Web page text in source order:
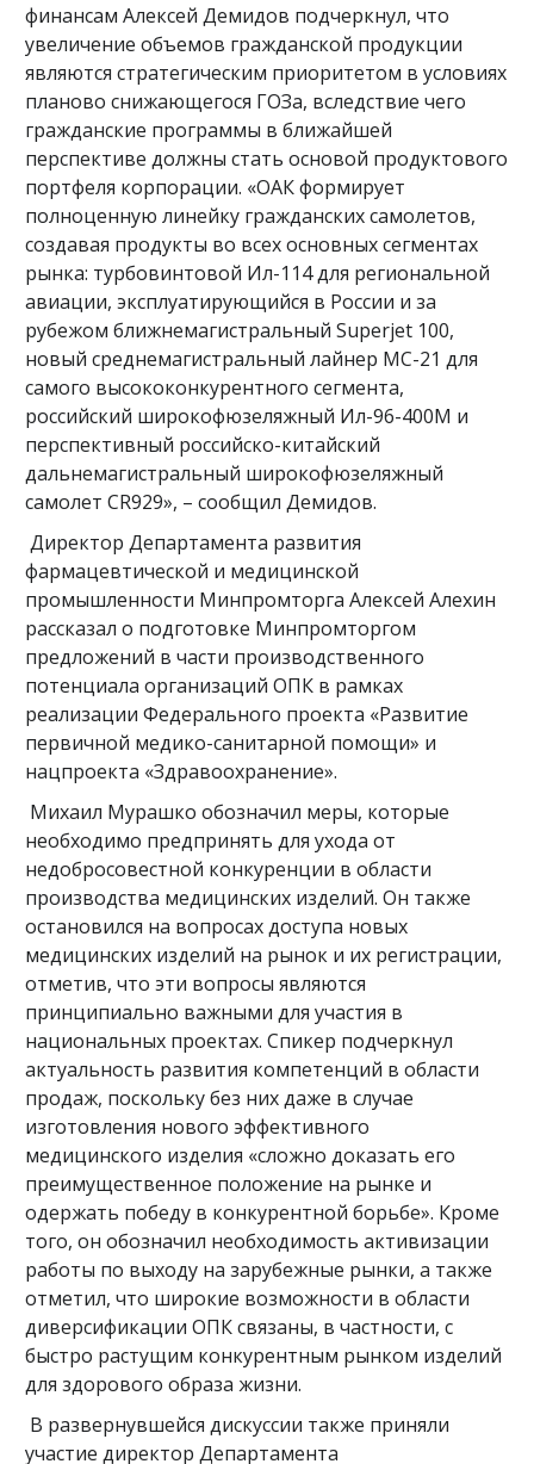
финансам Алексей Демидов подчеркнул, что
увеличение объемов гражданской продукции
являются стратегическим приоритетом в условиях
планово снижающегося ГОЗа, вследствие чего
гражданские программы в ближайшей
перспективе должны стать основой продуктового
портфеля корпорации. «ОАК формирует
полноценную линейку гражданских самолетов,
создавая продукты во всех основных сегментах
рынка: турбовинтовой Ил-114 для региональной
авиации, эксплуатирующийся в России и за
рубежом ближнемагистральный Superjet 100,
новый среднемагистральный лайнер МС-21 для
самого высококонкурентного сегмента,
российский широкофюзеляжный Ил-96-400М и
перспективный российско-китайский
дальнемагистральный широкофюзеляжный
самолет CR929», – сообщил Демидов.
Директор Департамента развития
фармацевтической и медицинской
промышленности Минпромторга Алексей Алехин
рассказал о подготовке Минпромторгом
предложений в части производственного
потенциала организаций ОПК в рамках
реализации Федерального проекта «Развитие
первичной медико-санитарной помощи» и
нацпроекта «Здравоохранение».
Михаил Мурашко обозначил меры, которые
необходимо предпринять для ухода от
недобросовестной конкуренции в области
производства медицинских изделий. Он также
остановился на вопросах доступа новых
медицинских изделий на рынок и их регистрации,
отметив, что эти вопросы являются
принципиально важными для участия в
национальных проектах. Спикер подчеркнул
актуальность развития компетенций в области
продаж, поскольку без них даже в случае
изготовления нового эффективного
медицинского изделия «сложно доказать его
преимущественное положение на рынке и
одержать победу в конкурентной борьбе». Кроме
того, он обозначил необходимость активизации
работы по выходу на зарубежные рынки, а также
отметил, что широкие возможности в области
диверсификации ОПК связаны, в частности, с
быстро растущим конкурентным рынком изделий
для здорового образа жизни.
В развернувшейся дискуссии также приняли
участие директор Департамента